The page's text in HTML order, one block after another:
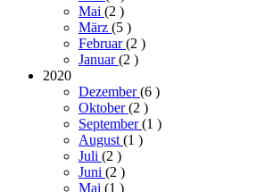
Mai (2 )
März (5 )
Februar(2 )
Januar(2 )
2020
Dezember(6 )
Oktober(2 )
September(1 )
August (1 )
Juli (2 )
Juni (2 )
Mai (1 )